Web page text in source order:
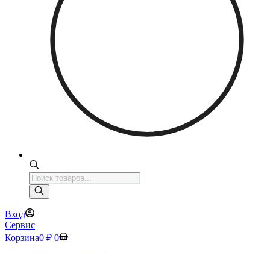
Поиск
товаров
Вход
Сервис
Корзина0 ₽ 0